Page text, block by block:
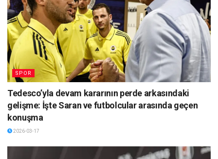
SPOR
Tedesco’yla devam kararının perde arkasındaki
gelişme: İşte Saran ve futbolcular arasında geçen
konuşma
2026-03-17